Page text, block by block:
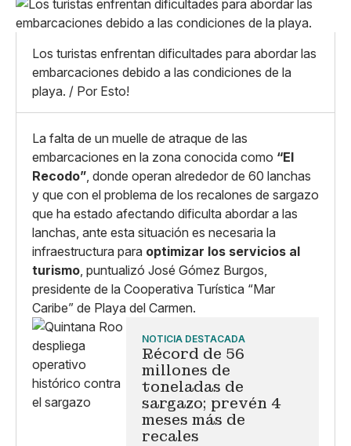
Linkedin
X
Whatsapp
Copiar enlace
Pequeño
Mediano
Grande
Los turistas enfrentan dificultades para abordar las
embarcaciones debido a las condiciones de la
playa. / Por Esto!
La falta de un muelle de atraque de las
embarcaciones en la zona conocida como “El
Recodo”, donde operan alrededor de 60 lanchas
y que con el problema de los recalones de sargazo
que ha estado afectando dificulta abordar a las
lanchas, ante esta situación es necesaria la
infraestructura para optimizar los servicios al
turismo, puntualizó José Gómez Burgos,
presidente de la Cooperativa Turística “Mar
Caribe” de Playa del Carmen.
NOTICIA DESTACADA
Récord de 56
millones de
toneladas de
sargazo; prevén 4
meses más de
recales